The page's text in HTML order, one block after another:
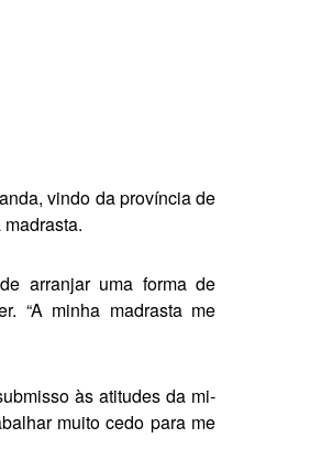
vindo da província de
arranjar uma forma de
“A minha madrasta me
às atitudes da mi­
muito cedo para me